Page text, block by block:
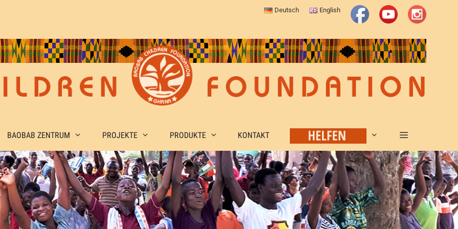
Deutsch English
BAOBAB ZENTRUM PROJEKTE PRODUKTE KONTAKT